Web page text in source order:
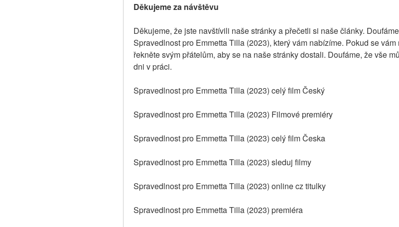
Děkujeme za návštěvu
Děkujeme, že jste navštívili naše stránky a přečetli si naše články.
Spravedlnost pro Emmetta Tilla (2023), který vám nabízíme. Pokud se
řekněte svým přátelům, aby se na naše stránky dostali. Doufáme, že vše
dni v práci.
Spravedlnost pro Emmetta Tilla (2023) celý film Český
Spravedlnost pro Emmetta Tilla (2023) Filmové premiéry
Spravedlnost pro Emmetta Tilla (2023) celý film Česka
Spravedlnost pro Emmetta Tilla (2023) sleduj filmy
Spravedlnost pro Emmetta Tilla (2023) online cz titulky
Spravedlnost pro Emmetta Tilla (2023) premiéra